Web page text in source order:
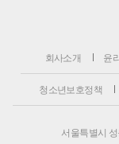
회사소개 윤
청소년보호정책
서울특별시